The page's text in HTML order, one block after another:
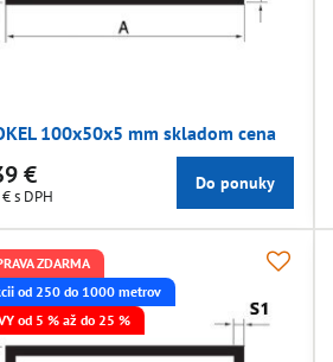
100x50x5 mm skladom cena
€
€s DPH
Do ponuky
ZDARMA
od 250 do 1000 metrov
od 5 % až do 25 %